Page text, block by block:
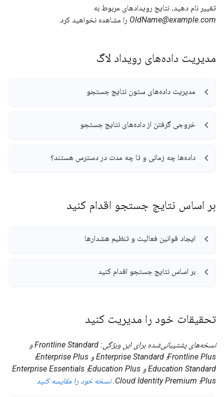
تغییر نام دهید، نتایج رویدادهای مربوط به
OldName@example.com را مشاهده نخواهید کرد.
مدیریت داده‌های رویداد لاگ
مدیریت داده‌های ستون نتایج جستجو
خروجی گرفتن از داده‌های نتایج جستجو
داده‌ها چه زمانی و تا چه مدت در دسترس هستند؟
بر اساس نتایج جستجو اقدام کنید
ایجاد قوانین فعالیت و تنظیم هشدارها
بر اساس نتایج جستجو اقدام کنید
تحقیقات خود را مدیریت کنید
نسخه‌های پشتیبانی‌شده برای این ویژگی: Frontline Standard و
Frontline Plus؛ Enterprise Standard و Enterprise Plus؛
Education Standard و Education Plus؛ Enterprise Essentials
Plus؛ Cloud Identity Premium.
نسخه خود را مقایسه کنید